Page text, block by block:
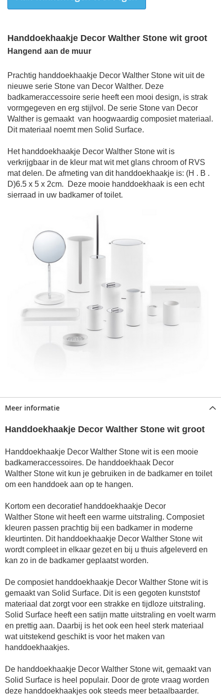
Handdoekhaakje Decor Walther Stone wit groot
Hangend aan de muur
Prachtig handdoekhaakje Decor Walther Stone wituit de
nieuwe serie Stone van Decor Walther. Deze
badkameraccessoire serie heeft een mooi design, is strak
vormgegeven en erg stijlvol. De serie Stone van Decor
Walther is gemaakt van hoogwaardig composiet materiaal.
Dit materiaal noemt men Solid Surface.
Het handdoekhaakje Decor Walther Stone witis
verkrijgbaar in de kleur mat wit met glans chroom of RVS
mat delen. De afmeting van dit handdoekhaakje is: (H . B .
D)6.5 x 5 x 2cm. Deze mooie handdoekhaak is een echt
sierraad in uw badkamer of toilet.
Meer informatie
Handdoekhaakje Decor Walther Stone wit groot
Handdoekhaakje Decor Walther Stone wit is een mooie
badkameraccessoires. De handdoekhaak Decor
Walther Stone wit kun je gebruiken in de badkamer en toilet
om een handdoek aan op te hangen.
Kortom een decoratief handdoekhaakje Decor
Walther Stone wit heeft een warme uitstraling. Composiet
kleuren passen prachtig bij een badkamer in moderne
kleurtinten. Dit handdoekhaakje Decor Walther Stone wit
wordt compleet in elkaar gezet en bij u thuis afgeleverd en
kan zo in de badkamer geplaatst worden.
De composiet handdoekhaakje Decor Walther Stone witis
gemaakt van Solid Surface. Dit is een gegoten kunststof
materiaal dat zorgt voor een strakke en tijdloze uitstraling.
Solid Surface heeft een satijn matte uitstraling en voelt warm
en prettig aan. Daarbij is het ook een heel sterk materiaal
wat uitstekend geschikt is voor het maken van
handdoekhaakjes.
De handdoekhaakje Decor Walther Stone wit, gemaakt van
Solid Surface is heel populair. Door de grote vraag worden
deze handdoekhaakjes ook steeds meer betaalbaarder.